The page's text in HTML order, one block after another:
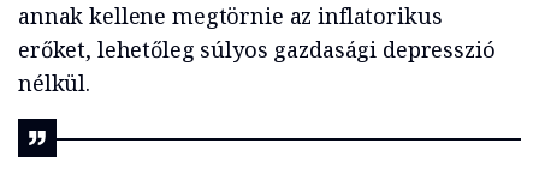
annak kellene megtörnie az inflatorikus
erőket, lehetőleg súlyos gazdasági depresszió
nélkül.